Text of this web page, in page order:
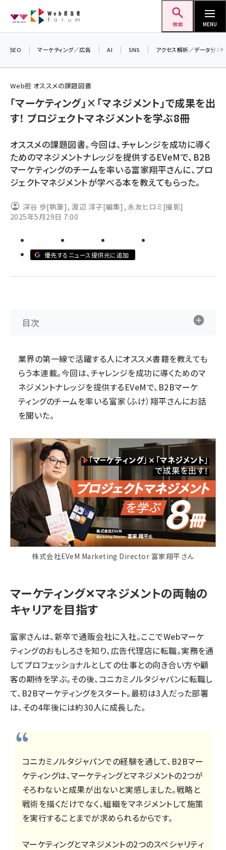
ン
検索 MENU
seo (3526)
youtube (2434)
note (2312)
セミナー (2307)
z世代 (1622)
llmo (1163)
SEO マーケティング／広告 AI SNS アクセス解析／データ分析
Web担 オススメの課題図書
「マーケティング」×「マネジメント」で成果を出
す！ プロジェクトマネジメントを学ぶ8冊
オススメの課題図書。今回は、チャレンジを成功に導く
ためのマネジメントナレッジを提供するEVeMで、B2B
マーケティングのチームを率いる富家翔平さんに、プロ
ジェクトマネジメントが学べる本を教えてもらった。
深谷 歩[執筆] ,渡辺 淳子[編集] ,永友ヒロミ[撮影]
2025年5月29日 7:00
優先するニュース提供元に追加
目次
業界の第一線で活躍する人にオススメ書籍を教えても
らう本連載。今回は、チャレンジを成功に導くためのマ
ネジメントナレッジを提供するEVeMで、B2Bマーケ
ティングのチームを率いる富家（ふけ）翔平さんにお話
を聞いた。
株式会社EVeM Marketing Director 富家翔平さん
マーケティング✕マネジメントの両軸の
キャリアを目指す
富家さんは、新卒で通販会社に入社。ここでWebマーケ
ティングのおもしろさを知り、広告代理店に転職。実務を通
してプロフェッショナルとしての仕事との向き合い方や顧
客の期待を学ぶ。その後、コニカミノルタジャパンに転職し
て、B2Bマーケティングをスタート。最初は3人だった部署
は、その4年後には約30人に成長した。
コニカミノルタジャパンでの経験を通して、B2Bマー
ケティングは、マーケティングとマネジメントの2つが
そろわないと成果が出ないと実感しました。戦略と
戦術を描くだけでなく、組織をマネジメントして施策
を実行することまでが求められるからです。
マーケティングとマネジメントの2つのスペシャリティ